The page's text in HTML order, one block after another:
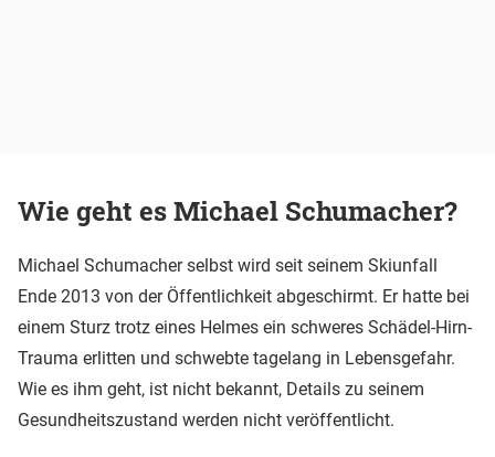
Wie geht es Michael Schumacher?
Michael Schumacher selbst wird seit seinem Skiunfall
Ende 2013 von der Öffentlichkeit abgeschirmt. Er hatte bei
einem Sturz trotz eines Helmes ein schweres Schädel-Hirn-
Trauma erlitten und schwebte tagelang in Lebensgefahr.
Wie es ihm geht, ist nicht bekannt, Details zu seinem
Gesundheitszustand werden nicht veröffentlicht.